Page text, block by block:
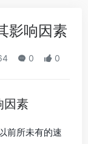
影响因素
0 0
因素
前所未有的速